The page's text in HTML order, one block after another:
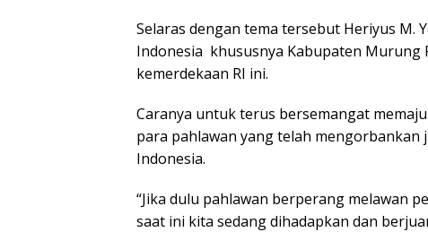
Selaras dengan tema tersebut Heriyus M.
Indonesia khususnya Kabupaten
kemerdekaan RI ini.
Caranya untuk terus bersemangat
para pahlawan yang telah
Indonesia.
“Jika dulu pahlawan berperang melawan
saat ini kita sedang dihadapkan dan